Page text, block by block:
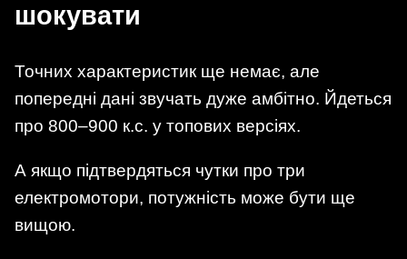
шокувати
Точних характеристик ще немає, але
попередні дані звучать дуже амбітно. Йдеться
про 800–900 к.с. у топових версіях.
А якщо підтвердяться чутки про три
електромотори, потужність може бути ще
вищою.